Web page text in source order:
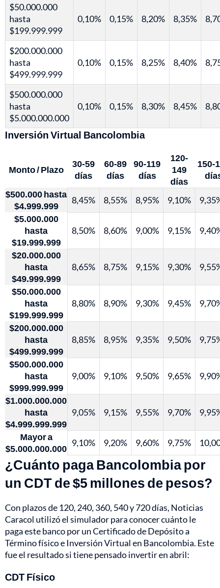
$50.000.000
hasta
$199.999.999
0,10% 0,15% 8,20% 8,35%
$200.000.000
hasta
$499.999.999
0,10% 0,15% 8,25% 8,40%
$500.000.000
hasta
$5.000.000.000
0,10% 0,15% 8,30% 8,45%
Inversión Virtual Bancolombia
Monto / Plazo
30-59
días
60-89
días
90-119
días
120-
149
días
150-
$500.000 hasta
$4.999.999
8,45% 8,55% 8,95% 9,10%
$5.000.000
hasta
$19.999.999
8,50% 8,60% 9,00% 9,15%
$20.000.000
hasta
$49.999.999
8,65% 8,75% 9,15% 9,30%
$50.000.000
hasta
$199.999.999
8,80% 8,90% 9,30% 9,45%
$200.000.000
hasta
$499.999.999
8,85% 8,95% 9,35% 9,50%
$500.000.000
hasta
$999.999.999
9,00% 9,10% 9,50% 9,65%
$1.000.000.000
hasta
$4.999.999.999
9,05% 9,15% 9,55% 9,70%
Mayor a
$5.000.000.000
9,10% 9,20% 9,60% 9,75%
¿Cuánto paga Bancolombia por
un CDT de $5 millones de pesos?
Con plazos de 120, 240, 360, 540 y 720 días, Noticias
Caracol utilizó el simulador para conocer cuánto le
paga este banco por un Certificado de Depósito a
Término físico e Inversión Virtual en Bancolombia. Este
fue el resultado si tiene pensado invertir en abril:
CDT Físico